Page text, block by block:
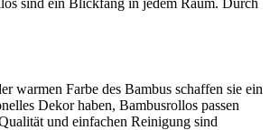
warmen Farbe des Bambus schaffen sie ein
Dekor haben, Bambusrollos passen
und einfachen Reinigung sind